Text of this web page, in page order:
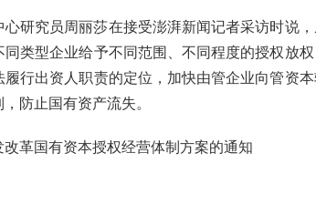
心研究员周丽莎在接受澎湃新闻记者采访时说
类型企业给予不同范围、不同程度的授权放
行出资人职责的定位，加快由管企业向管资
防止国有资产流失。
革国有资本授权经营体制方案的通知